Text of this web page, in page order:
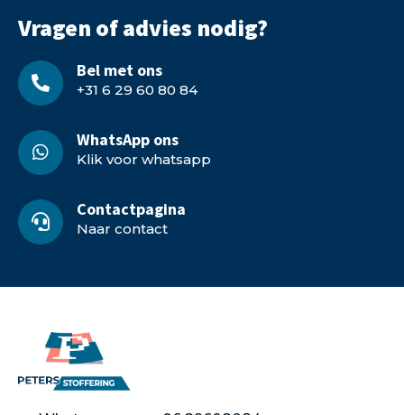
Vragen of advies nodig?
Bel met ons
+31 6 29 60 80 84
WhatsApp ons
Klik voor whatsapp
Contactpagina
Naar contact